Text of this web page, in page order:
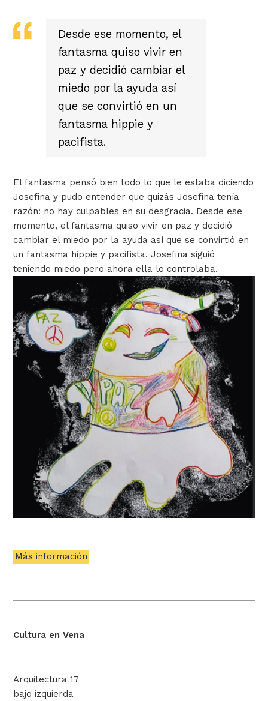
Desde ese momento, el
fantasma quiso vivir en
paz y decidió cambiar el
miedo por la ayuda así
que se convirtió en un
fantasma hippie y
pacifista.
El fantasma pensó bien todo lo que le estaba diciendo
Josefina y pudo entender que quizás Josefina tenía
razón: no hay culpables en su desgracia. Desde ese
momento, el fantasma quiso vivir en paz y decidió
cambiar el miedo por la ayuda así que se convirtió en
un fantasma hippie y pacifista.Josefina siguió
teniendo miedo pero ahora ella lo controlaba.
Más información
Cultura en Vena
Arquitectura 17
bajo izquierda